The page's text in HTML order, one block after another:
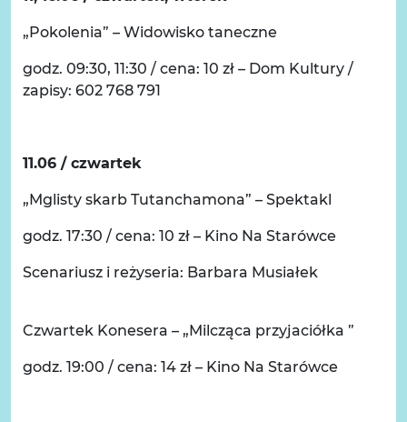
„Pokolenia” – Widowisko taneczne
godz. 09:30, 11:30 / cena: 10 zł – Dom Kultury /
zapisy: 602 768 791
11.06 / czwartek
„Mglisty skarb Tutanchamona” – Spektakl
godz. 17:30 / cena: 10 zł – Kino Na Starówce
Scenariusz i reżyseria: Barbara Musiałek
Czwartek Konesera – „Milcząca przyjaciółka ”
godz. 19:00 / cena: 14 zł – Kino Na Starówce